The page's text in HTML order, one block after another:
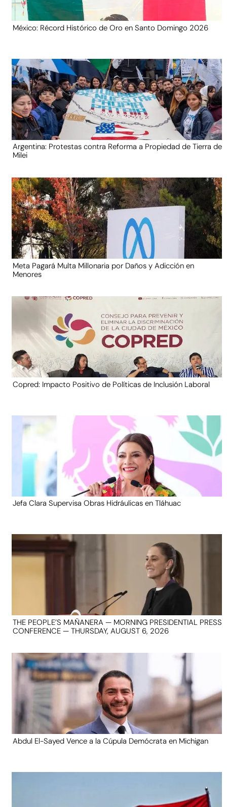
México: Récord Histórico de Oro en Santo Domingo 2026
Argentina: Protestas contra Reforma a Propiedad de Tierra de
Milei
Meta Pagará Multa Millonaria por Daños y Adicción en
Menores
Copred: Impacto Positivo de Políticas de Inclusión Laboral
Jefa Clara Supervisa Obras Hidráulicas en Tláhuac
THE PEOPLE’S MAÑANERA — MORNING PRESIDENTIAL PRESS
CONFERENCE — THURSDAY, AUGUST 6, 2026
Abdul El-Sayed Vence a la Cúpula Demócrata en Michigan